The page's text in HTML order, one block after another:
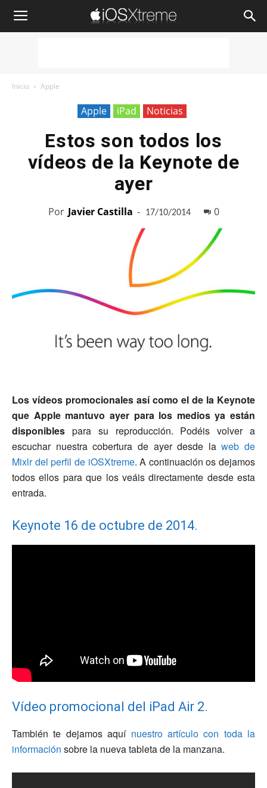
iOSXtreme
Inicio Apple
Apple iPad Noticias
Estos son todos los
vídeos de la Keynote de
ayer
Por Javier Castilla - 17/10/2014 0
Los vídeos promocionales así como el de la Keynote
que Apple mantuvo ayer para los medios ya están
disponibles para su reproducción. Podéis volver a
escuchar nuestra cobertura de ayer desde laweb de
Mixlr del perfil de iOSXtreme. A continuación os dejamos
todos ellos para que los veáis directamente desde esta
entrada.
Keynote 16 de octubre de 2014.
Vídeo promocional del iPad Air 2.
También te dejamos aquí nuestro artículo con toda la
información sobre la nueva tableta de la manzana.